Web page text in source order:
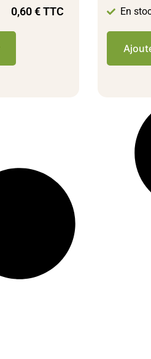
0,60€TTC En